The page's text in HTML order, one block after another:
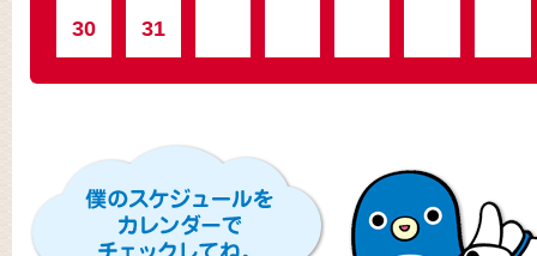
30 31